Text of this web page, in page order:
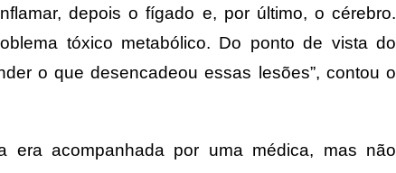
depois o fígado e, por último, o cérebro.
tóxico metabólico. Do ponto de vista do
o que desencadeou essas lesões”, contou o
era acompanhada por uma médica, mas não